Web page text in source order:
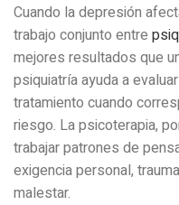
Cuando la depresión
trabajo conjunto entre
mejores resultados que
psiquiatría ayuda a
tratamiento cuando
riesgo. La psicoterapia,
trabajar patrones de
exigencia personal,
malestar.